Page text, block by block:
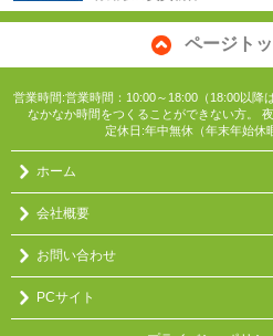
ページト
営業時間:営業時間：10:00～18:00（18:00以降
なかなか時間をつくることができない方。
定休日:年中無休（年末年始休
ホーム
会社概要
お問い合わせ
PCサイト